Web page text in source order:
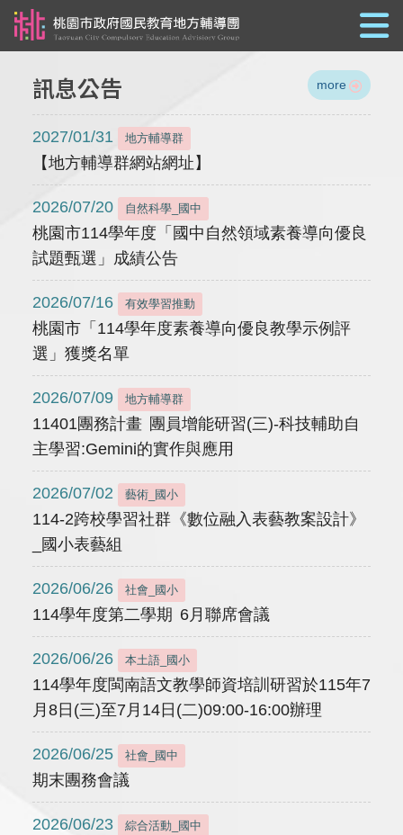
訊息公告 more
2027/01/31 地方輔導群
【地方輔導群網站網址】
2026/07/20 自然科學_國中
桃園市114學年度「國中自然領域素養導向優良
試題甄選」成績公告
2026/07/16 有效學習推動
桃園市「114學年度素養導向優良教學示例評
選」獲獎名單
2026/07/09 地方輔導群
11401團務計畫 團員增能研習(三)-科技輔助自
主學習:Gemini的實作與應用
2026/07/02 藝術_國小
114-2跨校學習社群《數位融入表藝教案設計》
_國小表藝組
2026/06/26 社會_國小
114學年度第二學期 6月聯席會議
2026/06/26 本土語_國小
114學年度閩南語文教學師資培訓研習於115年7
月8日(三)至7月14日(二)09:00-16:00辦理
2026/06/25 社會_國中
期末團務會議
2026/06/23 綜合活動_國中